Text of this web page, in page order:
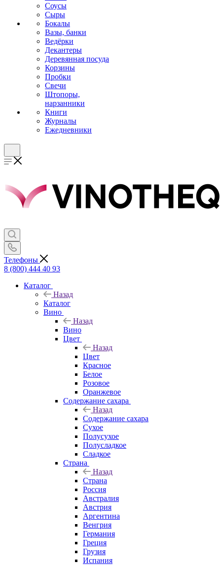
Соусы
Сыры
Бокалы
Вазы, банки
Ведёрки
Декантеры
Деревянная посуда
Корзины
Пробки
Свечи
Штопоры,
нарзанники
Книги
Журналы
Ежедневники
Телефоны
8 (800) 444 40 93
Каталог
Назад
Каталог
Вино
Назад
Вино
Цвет
Назад
Цвет
Красное
Белое
Розовое
Оранжевое
Содержание сахара
Назад
Содержание сахара
Сухое
Полусухое
Полусладкое
Сладкое
Страна
Назад
Страна
Россия
Австралия
Австрия
Аргентина
Венгрия
Германия
Греция
Грузия
Испания